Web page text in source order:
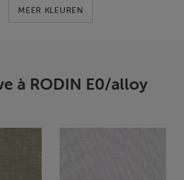
MEER KLEUREN
à RODIN E0/alloy